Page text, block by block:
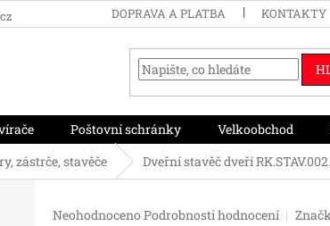
DOPRAVA A PLATBA KONTAKTY
Poštovní schránky Velkoobchod
zástrče, stavěče Dveřní stavěč dveří
Průměrné
Neohodnoceno Podrobnosti hodnocení